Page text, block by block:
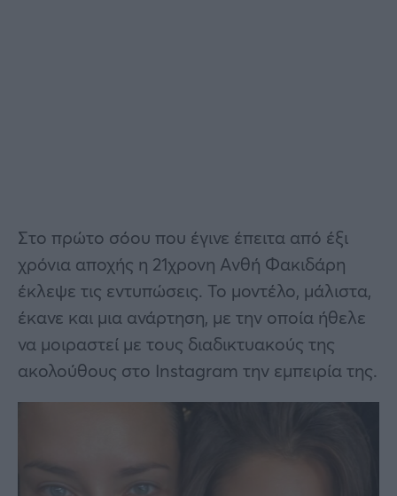
Στο πρώτο σόου που έγινε έπειτα από έξι
χρόνια αποχής η 21χρονη Ανθή Φακιδάρη
έκλεψε τις εντυπώσεις. Το μοντέλο, μάλιστα,
έκανε και μια ανάρτηση, με την οποία ήθελε
να μοιραστεί με τους διαδικτυακούς της
ακολούθους στο Instagram την εμπειρία της.